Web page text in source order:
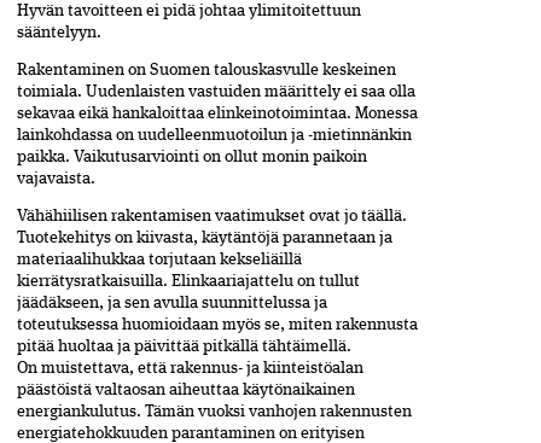
Hyvän tavoitteen ei pidä johtaa ylimitoitettuun
sääntelyyn.
Rakentaminen on Suomen talouskasvulle keskeinen
toimiala. Uudenlaisten vastuiden määrittely ei saa olla
sekavaa eikä hankaloittaa elinkeinotoimintaa. Monessa
lainkohdassa on uudelleenmuotoilun ja -mietinnänkin
paikka. Vaikutusarviointi on ollut monin paikoin
vajavaista.
Vähähiilisen rakentamisen vaatimukset ovat jo täällä.
Tuotekehitys on kiivasta, käytäntöjä parannetaan ja
materiaalihukkaa torjutaan kekseliäillä
kierrätysratkaisuilla. Elinkaariajattelu on tullut
jäädäkseen, ja sen avulla suunnittelussa ja
toteutuksessa huomioidaan myös se, miten rakennusta
pitää huoltaa ja päivittää pitkällä tähtäimellä.
On muistettava, että rakennus- ja kiinteistöalan
päästöistä valtaosan aiheuttaa­ käytönaikainen
energiankulutus. Tämän vuoksi vanhojen rakennusten
energiatehokkuuden parantaminen on erityisen